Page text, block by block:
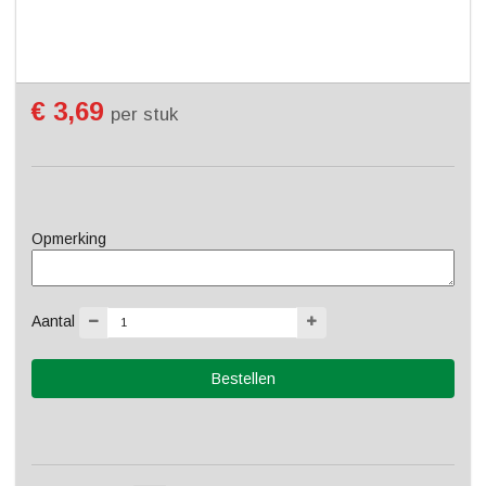
€ 3,69 per stuk
Opmerking
Aantal